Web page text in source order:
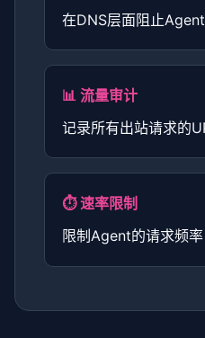
在DNS层面阻止
📊 流量审计
记录所有出站请求的
⏱️ 速率限制
限制Agent的请求频